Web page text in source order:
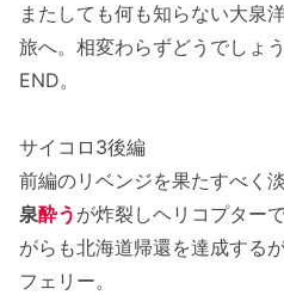
またしても何も知らない大泉
旅へ。相変わらずどうでしょ
END。
サイコロ3後編
前編のリベンジを果たすべく
泉酔う が炸裂しヘリコプター
がらも北海道帰還を達成する
フェリー。